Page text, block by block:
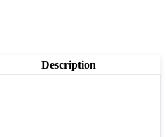
Description